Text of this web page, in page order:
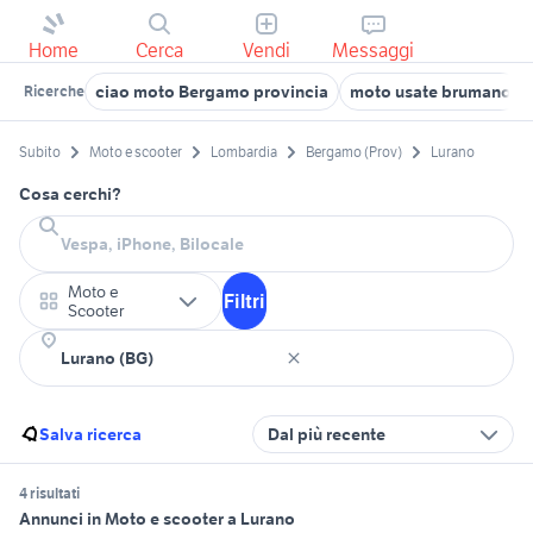
Home Cerca Vendi Messaggi
Ricerche ciao moto Bergamo provincia moto usate brumano
Subito Moto e scooter Lombardia Bergamo (Prov) Lurano
Cosa cerchi?
Moto e
Scooter
Filtri
Salva ricerca Dal più recente
4 risultati
Annunci in Moto e scooter a Lurano